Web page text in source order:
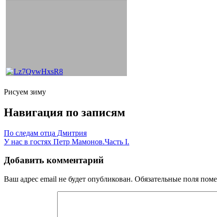
Рисуем зиму
Навигация по записям
По следам отца Дмитрия
У нас в гостях Петр Мамонов.Часть I.
Добавить комментарий
Ваш адрес email не будет опубликован. Обязательные поля